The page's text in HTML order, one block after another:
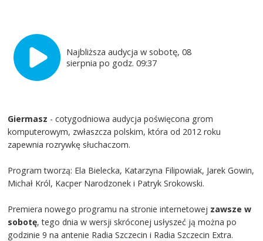
Najbliższa audycja w sobotę, 08
sierpnia po godz. 09:37
Giermasz - cotygodniowa audycja poświęcona grom
komputerowym, zwłaszcza polskim, która od 2012 roku
zapewnia rozrywkę słuchaczom.
Program tworzą: Ela Bielecka, Katarzyna Filipowiak, Jarek Gowin,
Michał Król, Kacper Narodzonek i Patryk Srokowski.
Premiera nowego programu na stronie internetowej zawsze w
sobotę, tego dnia w wersji skróconej usłyszeć ją można po
godzinie 9 na antenie Radia Szczecin i Radia Szczecin Extra.